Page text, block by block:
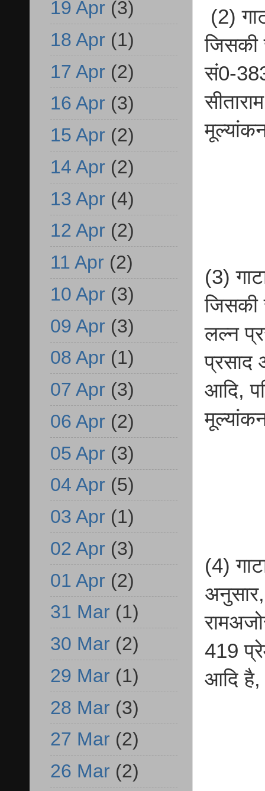
(2)
जिसकी
सं0-
(3)
जिसकी
लल्न
प्रसाद
आदि,
(4)
अनुसार,
419
आदि
19 Apr (3)
18 Apr (1)
17 Apr (2)
16 Apr (3)
15 Apr (2)
14 Apr (2)
13 Apr (4)
12 Apr (2)
11 Apr (2)
10 Apr (3)
09 Apr (3)
08 Apr (1)
07 Apr (3)
06 Apr (2)
05 Apr (3)
04 Apr (5)
03 Apr (1)
02 Apr (3)
01 Apr (2)
31 Mar (1)
30 Mar (2)
29 Mar (1)
28 Mar (3)
27 Mar (2)
26 Mar (2)